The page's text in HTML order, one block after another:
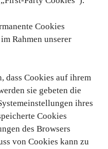
Cookies
Rahmen unserer
dass Cookies auf ihrem
sie gebeten die
ihres
Cookies
des Browsers
von Cookies kann zu